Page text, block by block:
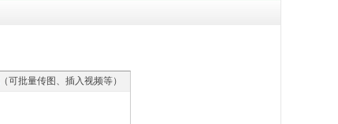
（可批量传图、插入视频等）